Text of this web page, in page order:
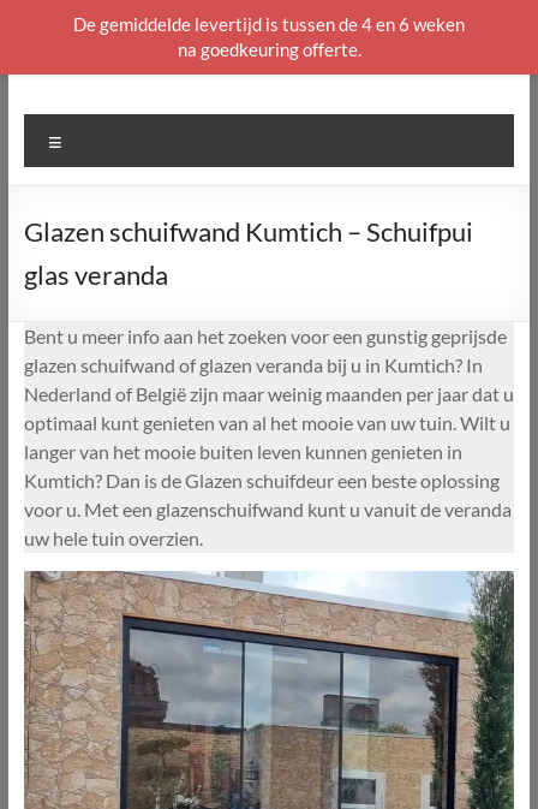
naar
Glazen schuifwand Kumtich – Schuifpui
glas veranda
Bent u meer info aan het zoeken voor een gunstig geprijsde
glazen schuifwand of glazen veranda bij u in Kumtich? In
Nederland of België zijn maar weinig maanden per jaar dat u
optimaal kunt genieten van al het mooie van uw tuin. Wilt u
langer van het mooie buiten leven kunnen genieten in
Kumtich? Dan is de Glazen schuifdeur een beste oplossing
voor u. Met een glazenschuifwand kunt u vanuit de veranda
uw hele tuin overzien.
De gemiddelde levertijd is tussen de 4 en 6 weken
na goedkeuring offerte.